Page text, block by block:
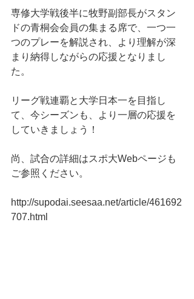
専修大学戦後半に牧野副部長がスタン
ドの青桐会会員の集まる席で、一つ一
つのプレーを解説され、より理解が深
まり納得しながらの応援となりまし
た。
リーグ戦連覇と大学日本一を目指し
て、今シーズンも、より一層の応援を
していきましょう！
尚、試合の詳細はスポ大Webページも
ご参照ください。
http://supodai.seesaa.net/article/461692
707.html